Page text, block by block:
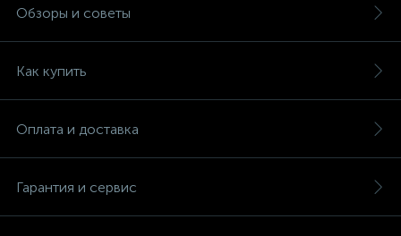
Обзоры и советы
Как купить
Оплата и доставка
Гарантия и сервис